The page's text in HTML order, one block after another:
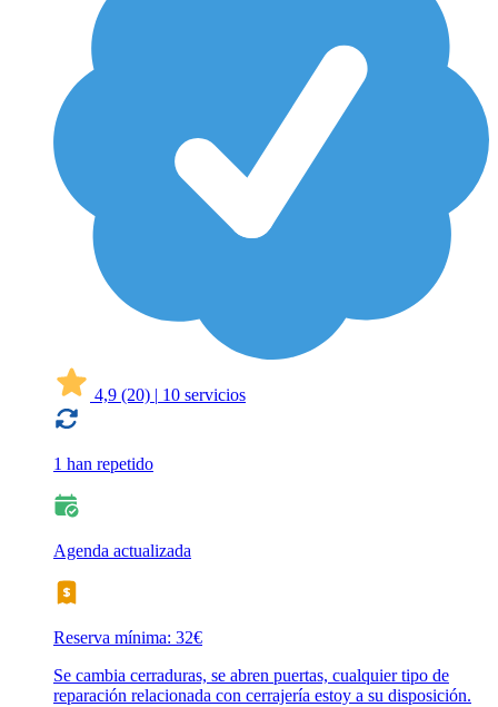
4,9 (20) | 10 servicios
1 han repetido
Agenda actualizada
Reserva mínima: 32€
Se cambia cerraduras, se abren puertas, cualquier tipo de
reparación relacionada con cerrajería estoy a su disposición.